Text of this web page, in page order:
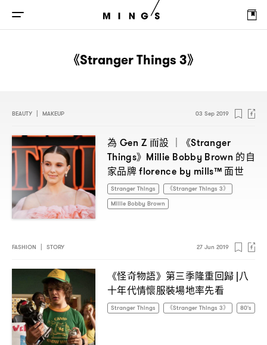
《Stranger Things 3》
BEAUTY MAKEUP 03 Sep 2019
為 Gen Z 而設 《Stranger
Things》 Millie Bobby Brown 的自
家品牌florence by mills™ 面世
Stranger Things
《Stranger Things 3》
Millie Bobby Brown
FASHION STORY 27 Jun 2019
《怪奇物語》第三季隆重回歸 |八
十年代情懷服裝場地率先看
Stranger Things 《Stranger Things 3》 80's